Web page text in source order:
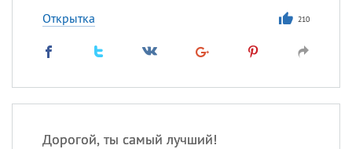
Открытка 210
Дорогой, ты самый лучший!